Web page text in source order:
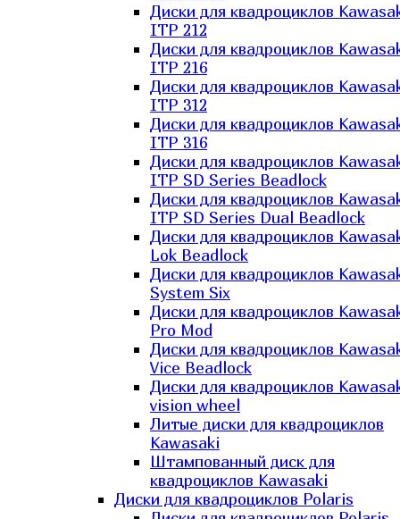
Диски для квадроциклов
ITP 212
Диски для квадроциклов
ITP 216
Диски для квадроциклов
ITP 312
Диски для квадроциклов
ITP 316
Диски для квадроциклов
ITP SD Series Beadlock
Диски для квадроциклов
ITP SD Series Dual Beadlock
Диски для квадроциклов
Lok Beadlock
Диски для квадроциклов
System Six
Диски для квадроциклов
Pro Mod
Диски для квадроциклов
Vice Beadlock
Диски для квадроциклов
vision wheel
Литые диски для квадроциклов
Kawasaki​
Штампованный диск для
квадроциклов Kawasaki​
Диски для квадроциклов Polaris